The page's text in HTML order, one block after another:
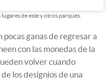
de este y otros parques.
pocas ganas de regresar a
con las monedas de la
volver cuando
los designios de una